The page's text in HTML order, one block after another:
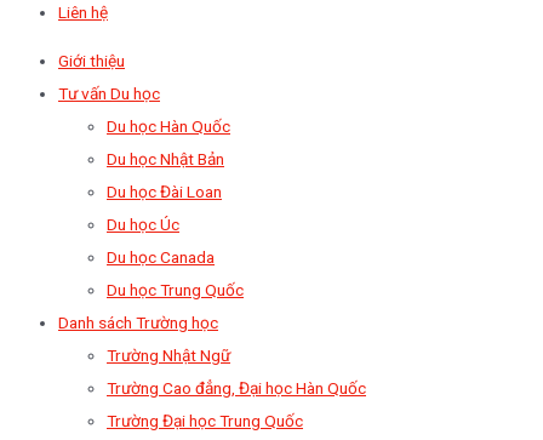
Liên hệ
Giới thiệu
Tư vấn Du học
Du học Hàn Quốc
Du học Nhật Bản
Du học Đài Loan
Du học Úc
Du học Canada
Du học Trung Quốc
Danh sách Trường học
Trường Nhật Ngữ
Trường Cao đẳng, Đại học Hàn Quốc
Trường Đại học Trung Quốc